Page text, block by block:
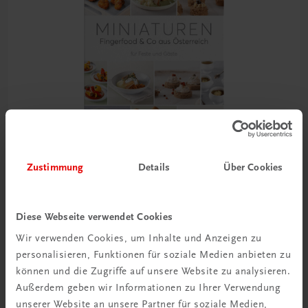
Zustimmung Details Über Cookies
Diese Webseite verwendet Cookies
Wir verwenden Cookies, um Inhalte und Anzeigen zu
personalisieren, Funktionen für soziale Medien anbieten zu
können und die Zugriffe auf unsere Website zu analysieren.
Außerdem geben wir Informationen zu Ihrer Verwendung
unserer Website an unsere Partner für soziale Medien,
Miniaturen. Fingerfood & Co. aus Österreich
für Feste und Gäste
€ 27,00